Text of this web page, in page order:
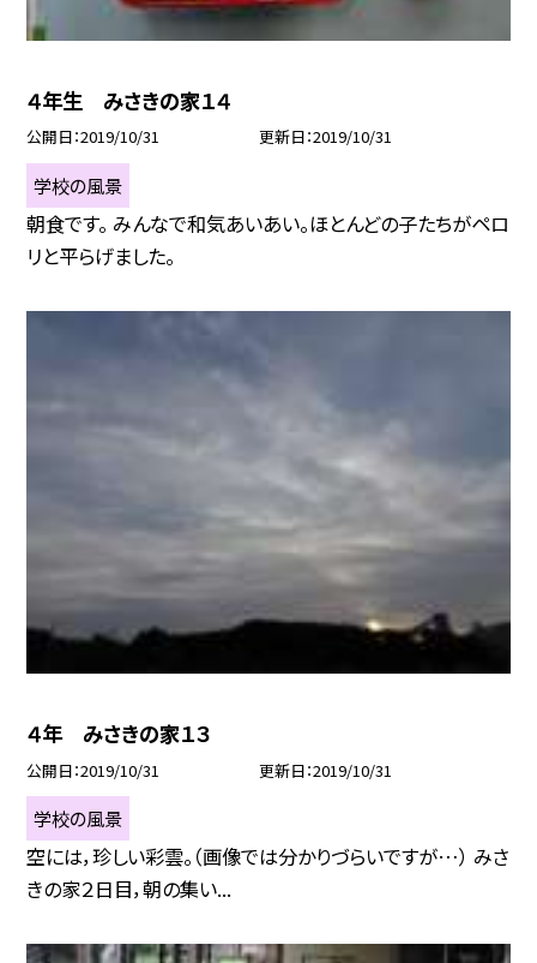
４年生 みさきの家１４
公開日 2019/10/31 更新日 2019/10/31
学校の風景
朝食です。 みんなで和気あいあい。ほとんどの子たちがペロ
リと平らげました。
４年 みさきの家１３
公開日 2019/10/31 更新日 2019/10/31
学校の風景
空には，珍しい彩雲。（画像では分かりづらいですが…） みさ
きの家２日目，朝の集い...